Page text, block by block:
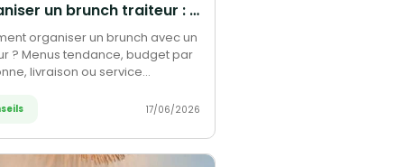
Organiser un brunch traiteur : menus, budget et conseils pratiques 2026 | 1001 Traiteurs
organiser un brunch avec un
? Menus tendance, budget par
livraison ou service
17/06/2026